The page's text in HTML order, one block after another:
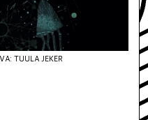
TUULA JEKER